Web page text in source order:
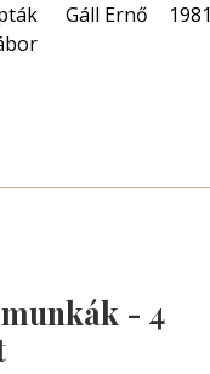
Gáll Ernő
- 4